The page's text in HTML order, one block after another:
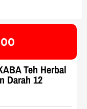
00
Teh Herbal
Darah 12